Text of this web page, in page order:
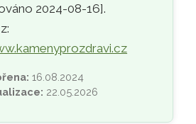
2024-08-16].
16.08.2024
22.05.2026